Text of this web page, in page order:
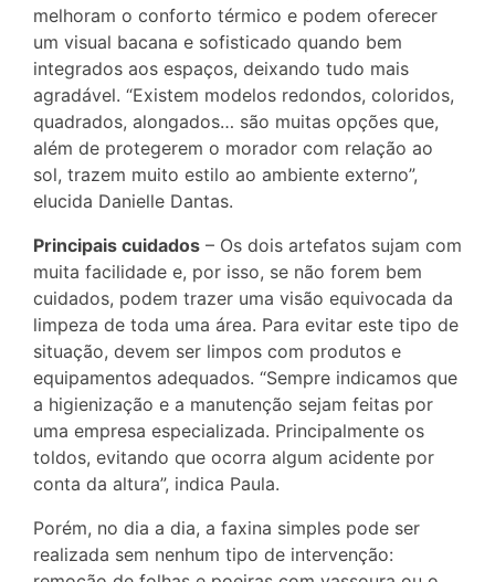
melhoram o conforto térmico e podem oferecer
um visual bacana e sofisticado quando bem
integrados aos espaços, deixando tudo mais
agradável. “Existem modelos redondos, coloridos,
quadrados, alongados… são muitas opções que,
além de protegerem o morador com relação ao
sol, trazem muito estilo ao ambiente externo”,
elucida Danielle Dantas.
Principais cuidados – Os dois artefatos sujam com
muita facilidade e, por isso, se não forem bem
cuidados, podem trazer uma visão equivocada da
limpeza de toda uma área. Para evitar este tipo de
situação, devem ser limpos com produtos e
equipamentos adequados. “Sempre indicamos que
a higienização e a manutenção sejam feitas por
uma empresa especializada. Principalmente os
toldos, evitando que ocorra algum acidente por
conta da altura”, indica Paula.
Porém, no dia a dia, a faxina simples pode ser
realizada sem nenhum tipo de intervenção: